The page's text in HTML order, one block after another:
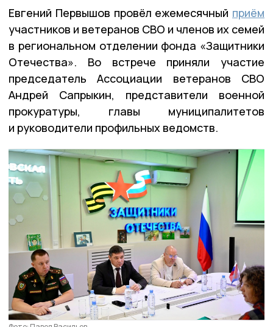
Евгений Первышов провёл ежемесячный приём
участников и ветеранов СВО и членов их семей
в региональном отделении фонда «Защитники
Отечества». Во встрече приняли участие
председатель Ассоциации ветеранов СВО
Андрей Сапрыкин, представители военной
прокуратуры, главы муниципалитетов
и руководители профильных ведомств.